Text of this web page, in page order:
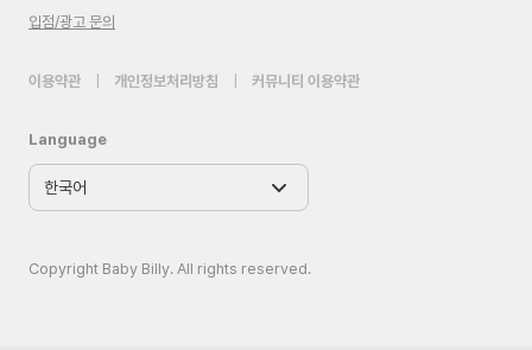
입점/광고 문의
이용약관 개인정보처리방침 커뮤니티 이용약관
Language
Copyright Baby Billy. All rights reserved.